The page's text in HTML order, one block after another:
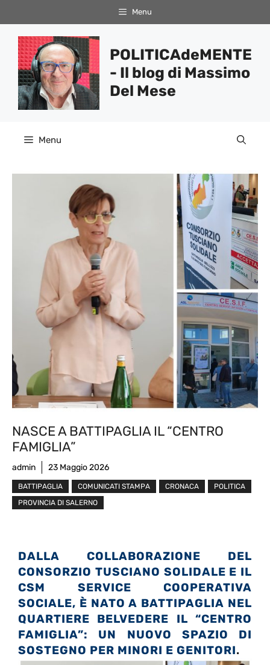
al
contenuto
Menu
POLITICAdeMENTE
- Il blog di Massimo
Del Mese
Menu
NASCE A BATTIPAGLIA IL “CENTRO
FAMIGLIA”
admin 23 Maggio 2026
BATTIPAGLIA COMUNICATI STAMPA CRONACA
POLITICA
PROVINCIA DI SALERNO
DALLA COLLABORAZIONE DEL
CONSORZIO TUSCIANO SOLIDALE E IL
CSM SERVICE COOPERATIVA
SOCIALE, È NATO A BATTIPAGLIA NEL
QUARTIERE BELVEDERE IL “CENTRO
FAMIGLIA”: UN NUOVO SPAZIO DI
SOSTEGNO PER MINORI E GENITORI.